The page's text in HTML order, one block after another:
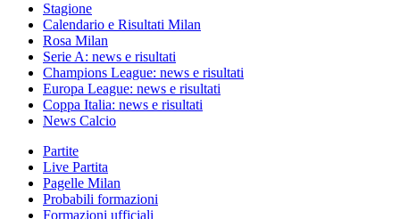
Stagione
Calendario e Risultati Milan
Rosa Milan
Serie A: news e risultati
Champions League: news e risultati
Europa League: news e risultati
Coppa Italia: news e risultati
News Calcio
Partite
Live Partita
Pagelle Milan
Probabili formazioni
Formazioni ufficiali